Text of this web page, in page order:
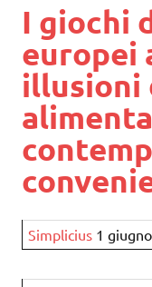
I giochi
europei
illusioni
Simplicius 1 giugno